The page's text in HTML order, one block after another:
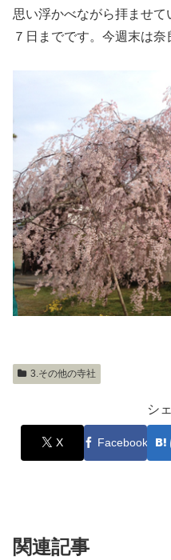
思い浮かべながら拝ませて
７日までです。今週末は奈
3.その他の寺社
シ
X Facebook
関連記事